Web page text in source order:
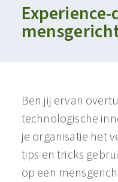
Experience-
Ben jij ervan
technologische
je organisatie het
tips en tricks
op een